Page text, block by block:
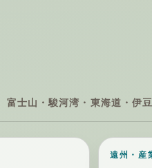
富士山・駿河湾・東海道・伊
遠州・産